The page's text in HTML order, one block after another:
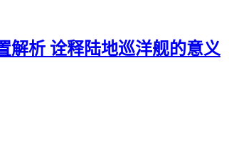
解析 诠释陆地巡洋舰的意义